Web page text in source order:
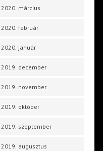
2020. március
2020. február
2020. január
2019. december
2019. november
2019. október
2019. szeptember
2019. augusztus